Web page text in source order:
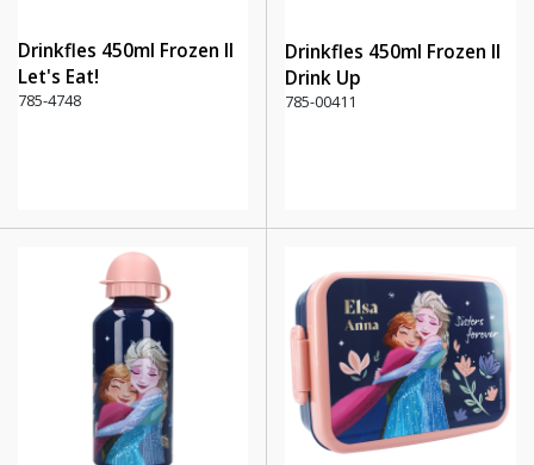
Drinkfles 450ml Frozen II
Let's Eat!
785-4748
Drinkfles 450ml Frozen II
Drink Up
785-00411